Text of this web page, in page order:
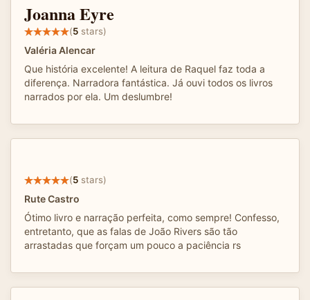
Joanna Eyre
(5 stars)
Valéria Alencar
Que história excelente! A leitura de Raquel faz toda a
diferença. Narradora fantástica. Já ouvi todos os livros
narrados por ela. Um deslumbre!
(5 stars)
Rute Castro
Ótimo livro e narração perfeita, como sempre! Confesso,
entretanto, que as falas de João Rivers são tão
arrastadas que forçam um pouco a paciência rs